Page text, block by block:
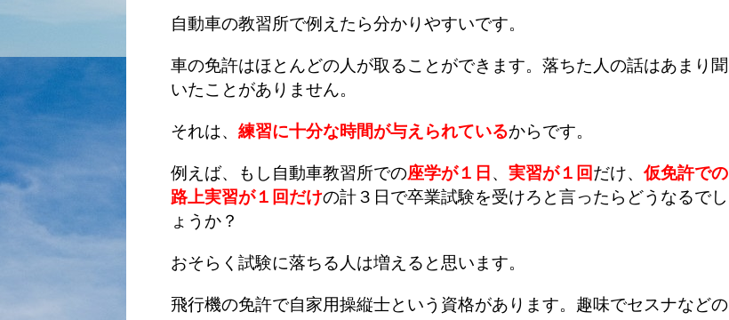
自動車の教習所で例えたら分かりやすいです。
車の免許はほとんどの人が取ることができます。落ちた人の話はあまり聞
いたことがありません。
それは、 練習に十分な時間が与えられているからです。
例えば、もし自動車教習所での座学が１日 、 実習が１回だけ、 仮免許での
路上実習が１回だけの計３日で卒業試験を受けろと言ったらどうなるでし
ょうか？
おそらく試験に落ちる人は増えると思います。
飛行機の免許で自家用操縦士という資格があります。趣味でセスナなどの